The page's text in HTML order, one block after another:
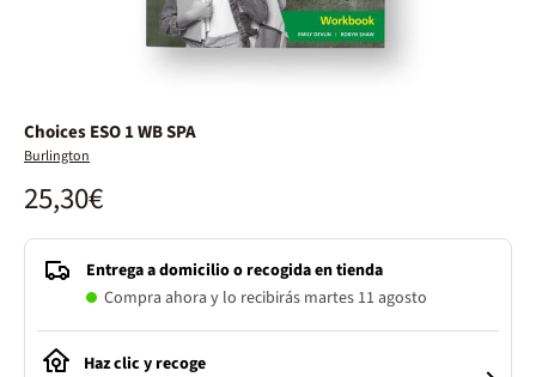
Choices ESO 1 WB SPA
Burlington
25,30€
Entrega a domicilio o recogida en tienda
Compra ahora y lo recibirás martes 11 agosto
Haz clic y recoge